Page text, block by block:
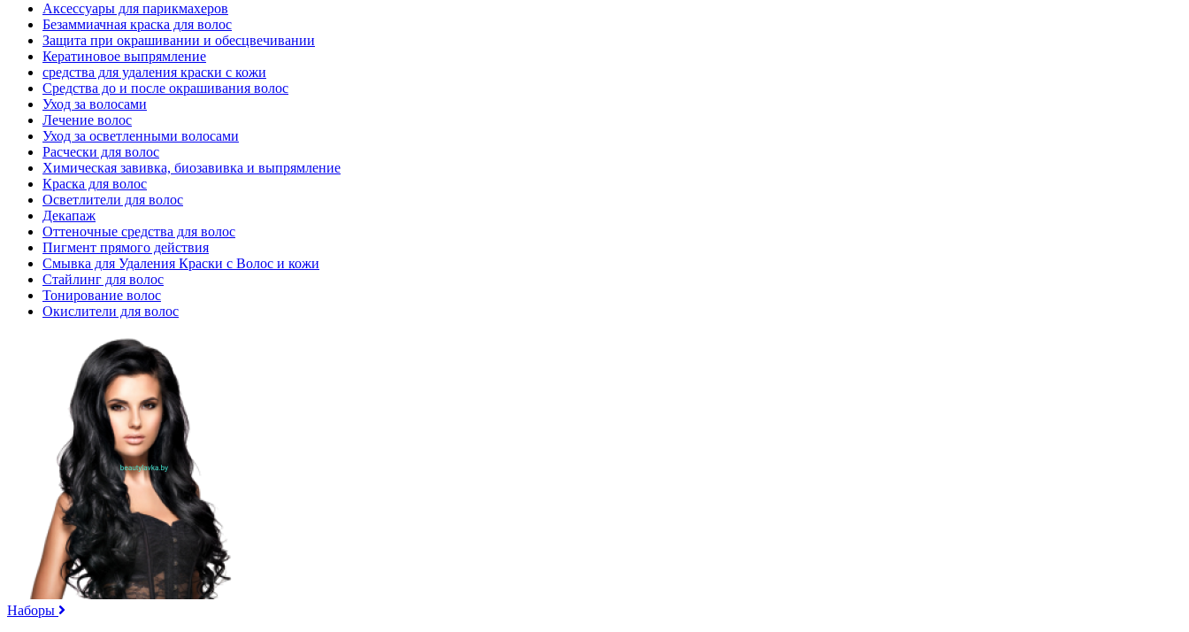
Аксессуары для парикмахеров
Безаммиачная краска для волос
Защита при окрашивании и обесцвечивании
Кератиновое выпрямление
средства для удаления краски с кожи
Средства до и после окрашивания волос
Уход за волосами
Лечение волос
Уход за осветленными волосами
Расчески для волос
Химическая завивка, биозавивка и выпрямление
Краска для волос
Осветлители для волос
Декапаж
Оттеночные средства для волос
Пигмент прямого действия
Смывка для Удаления Краски с Волос и кожи
Стайлинг для волос
Тонирование волос
Окислители для волос
Наборы